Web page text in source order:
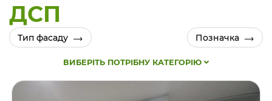
ДСП
Тип фасаду Позначка
ВИБЕРІТЬ ПОТРІБНУ КАТЕГОРІЮ